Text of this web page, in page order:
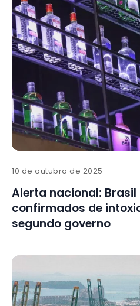
10 de outubro de 2025
Alerta nacional:
confirmados de
segundo governo